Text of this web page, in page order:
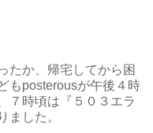
たか、帰宅してから困
もposterousが午後４時
７時頃は『５０３エラ
ました。